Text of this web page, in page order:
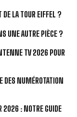
DE LA TOUR EIFFEL ?
UNE AUTRE PIÈCE ?
TV 2026 POUR
NUMÉROTATION
2026 : NOTRE GUIDE